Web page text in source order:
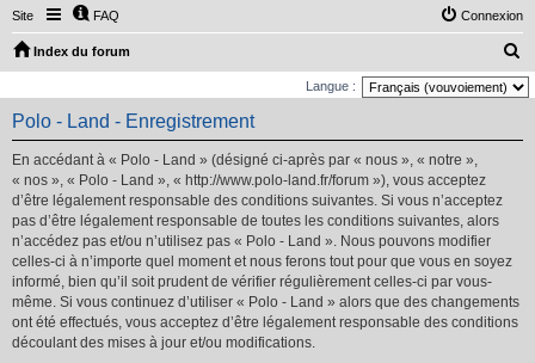
Site FAQ Connexion
Index du forum
e
Langue :
Polo - Land - Enregistrement
En accédant à « Polo - Land » (désigné ci-après par « nous », « notre »,
« nos », « Polo - Land », « http://www.polo-land.fr/forum »), vous acceptez
d’être légalement responsable des conditions suivantes. Si vous n’acceptez
pas d’être légalement responsable de toutes les conditions suivantes, alors
n’accédez pas et/ou n’utilisez pas « Polo - Land ». Nous pouvons modifier
celles-ci à n’importe quel moment et nous ferons tout pour que vous en soyez
informé, bien qu’il soit prudent de vérifier régulièrement celles-ci par vous-
même. Si vous continuez d’utiliser « Polo - Land » alors que des changements
ont été effectués, vous acceptez d’être légalement responsable des conditions
découlant des mises à jour et/ou modifications.